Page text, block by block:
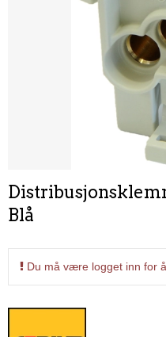
Blå
Du må være logget inn for